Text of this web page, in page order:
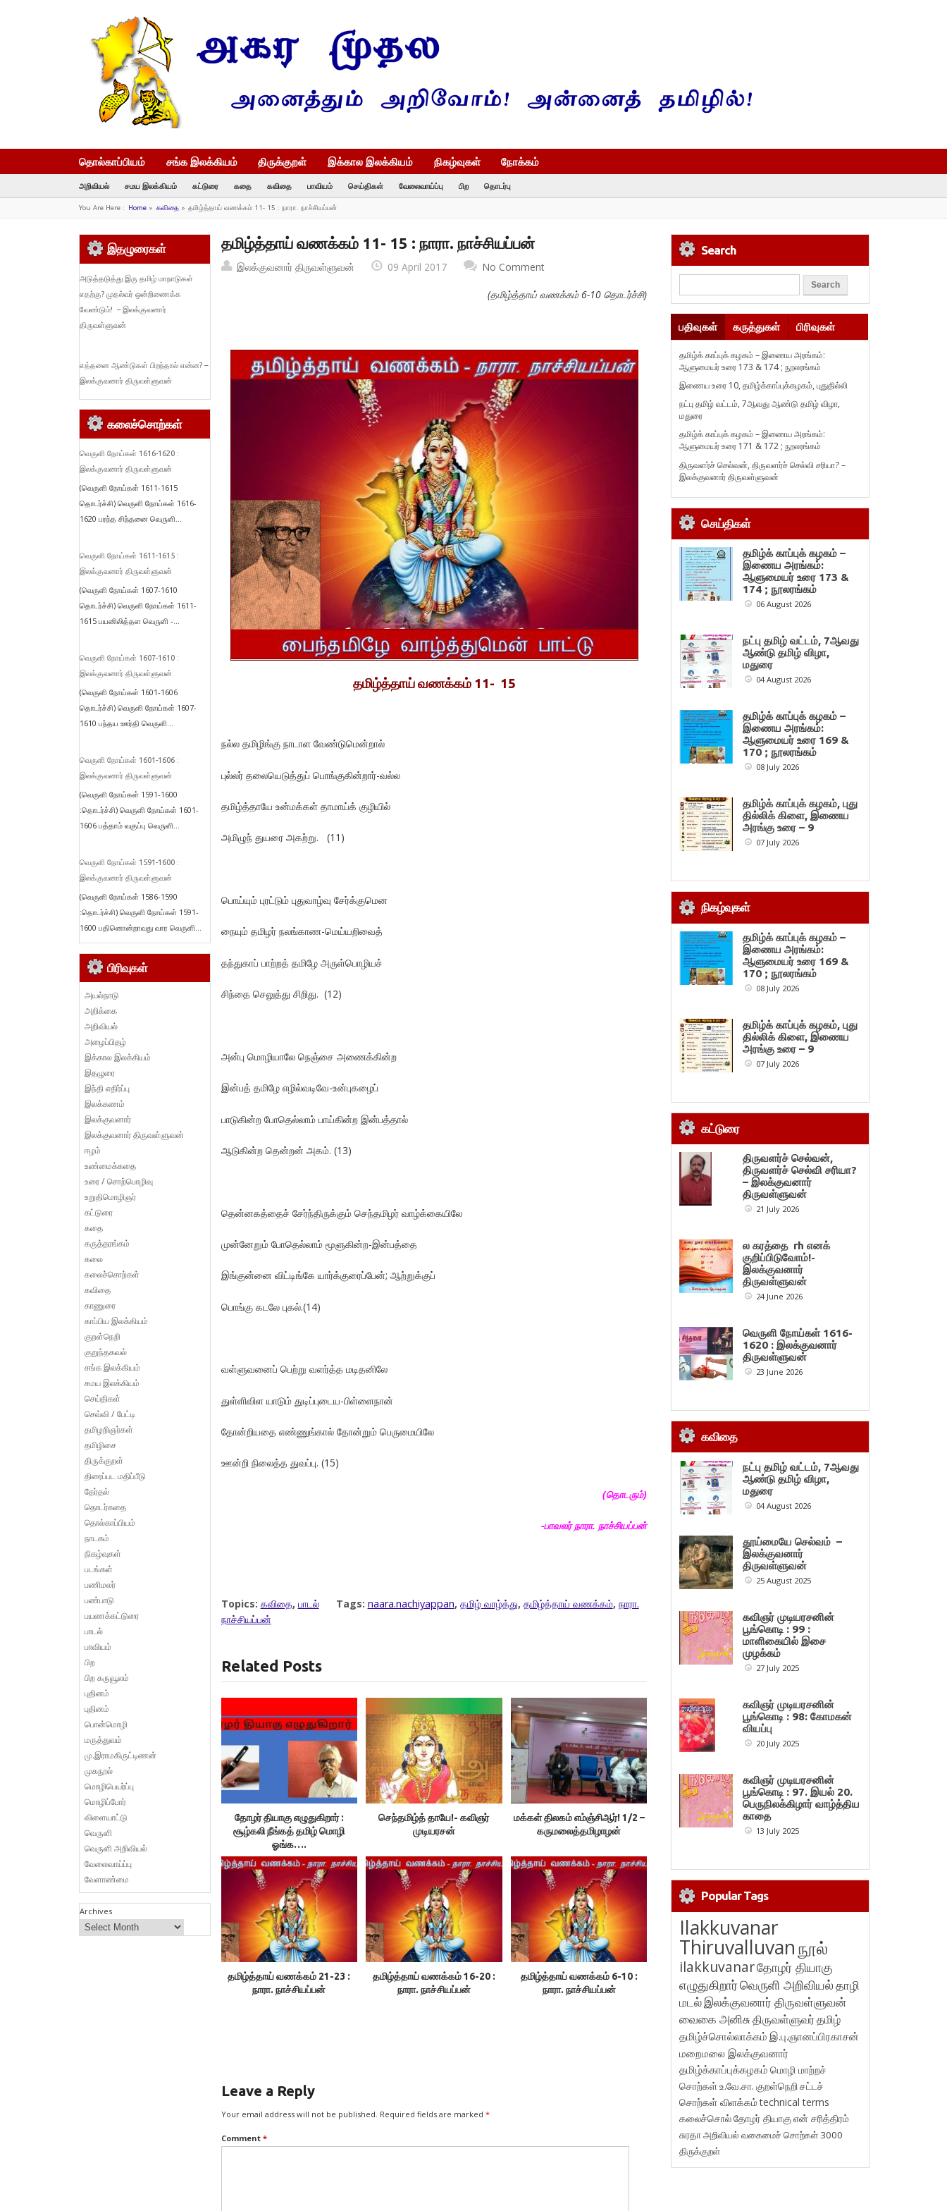
தொல்காப்பியம் சங்க இலக்கியம் திருக்குறள் இக்கால இலக்கியம் நிகழ்வுகள் நோக்கம்
அறிவியல் சமய இலக்கியம் கட்டுரை கதை கவிதை பாவியம் செய்திகள் வேலைவாய்ப்பு பிற தொடர்பு
You Are Here : Home» கவிதை» தமிழ்த்தாய் வணக்கம் 11- 15 : நாரா. நாச்சியப்பன்
தமிழ்த்தாய் வணக்கம் 11- 15 : நாரா. நாச்சியப்பன்
இலக்குவனார் திருவள்ளுவன் 09 April 2017 No Comment
(தமிழ்த்தாய் வணக்கம் 6-10 தொடர்ச்சி)
தமிழ்த்தாய் வணக்கம் 11- 15
நல்ல தமிழிங்கு நாடாள வேண்டுமென்றால்
புல்லர் தலையெடுத்துப் பொங்குகின்றார்-வல்ல
தமிழ்த்தாயே உன்மக்கள் தாமாய்க் குழியில்
அமிழுந் துயரை அகற்று. (11)
பொய்யும் புரட்டும் புதுவாழ்வு சேர்க்குமென
நையும் தமிழர் நலங்காண-மெய்யறிவைத்
தந்துகாப் பாற்றத் தமிழே அருள்பொழியச்
சிந்தை செலுத்து சிறிது. (12)
அன்பு மொழியாலே நெஞ்சை அணைக்கின்ற
இன்பத் தமிழே எழில்வடிவே-உன்புகழைப்
பாடுகின்ற போதெல்லாம் பாய்கின்ற இன்பத்தால்
ஆடுகின்ற தென்றன் அகம். (13)
தென்னகத்தைச் சேர்ந்திருக்கும் செந்தமிழர் வாழ்க்கையிலே
முன்னேறும் போதெல்லாம் மூளுகின்ற-இன்பத்தை
இங்குன்னை விட்டிங்கே யார்க்குரைப்பேன்; ஆற்றுக்குப்
பொங்கு கடலே புகல்.(14)
வள்ளுவனைப் பெற்று வளர்த்த மடிதனிலே
துள்ளிவிள யாடும் துடிப்புடைய-பிள்ளைநான்
தோன்றியதை எண்ணுங்கால் தோன்றும் பெருமையிலே
ஊன்றி நிலைத்த துவப்பு. (15)
(தொடரும்)
-பாவலர் நாரா. நாச்சியப்பன்
Topics: கவிதை, பாடல் Tags: naara.nachiyappan, தமிழ் வாழ்த்து, தமிழ்த்தாய் வணக்கம், நாரா.
நாச்சியப்பன்
Related Posts
தோழர் தியாகு எழுதுகிறார் :
சூழ்கலி நீங்கத் தமிழ் மொழி
ஓங்க….
செந்தமிழ்த் தாயே!- கவிஞர்
முடியரசன்
மக்கள் திலகம் எம்ஞ்சிஆர்! 1/2 –
கருமலைத்தமிழாழன்
தமிழ்த்தாய் வணக்கம் 21-23 :
நாரா. நாச்சியப்பன்
தமிழ்த்தாய் வணக்கம் 16-20 :
நாரா. நாச்சியப்பன்
தமிழ்த்தாய் வணக்கம் 6-10 :
நாரா. நாச்சியப்பன்
Leave a Reply
Your email address will not be published. Required fields are marked *
Comment *
இதழுரைகள்
அடுத்தடுத்து இரு தமிழ் மாநாடுகள்
எதற்கு? முதல்வர் ஒன்றிணைக்க
வேண்டும்! – இலக்குவனார்
திருவள்ளுவன்
எத்தனை ஆண்டுகள் பிறந்தால் என்ன? –
இலக்குவனார் திருவள்ளுவன்
கலைச்சொற்கள்
வெருளி நோய்கள் 1616-1620 :
இலக்குவனார் திருவள்ளுவன்
(வெருளி நோய்கள் 1611-1615
தொடர்ச்சி) வெருளி நோய்கள் 1616-
1620 பரந்த சிந்தனை வெருளி...
வெருளி நோய்கள் 1611-1615 :
இலக்குவனார் திருவள்ளுவன்
(வெருளி நோய்கள் 1607-1610
தொடர்ச்சி) வெருளி நோய்கள் 1611-
1615 பயனிலித்தள வெருளி -...
வெருளி நோய்கள் 1607-1610 :
இலக்குவனார் திருவள்ளுவன்
(வெருளி நோய்கள் 1601-1606
தொடர்ச்சி) வெருளி நோய்கள் 1607-
1610 பந்தய ஊர்தி வெருளி...
வெருளி நோய்கள் 1601-1606 :
இலக்குவனார் திருவள்ளுவன்
(வெருளி நோய்கள் 1591-1600
:தொடர்ச்சி) வெருளி நோய்கள் 1601-
1606 பத்தாம் வகுப்பு வெருளி...
வெருளி நோய்கள் 1591-1600 :
இலக்குவனார் திருவள்ளுவன்
(வெருளி நோய்கள் 1586-1590
:தொடர்ச்சி) வெருளி நோய்கள் 1591-
1600 பதினொன்றாவது வார வெருளி...
பிரிவுகள்
அயல்நாடு
அறிக்கை
அறிவியல்
அழைப்பிதழ்
இக்கால இலக்கியம்
இதழுரை
இந்தி எதிர்ப்பு
இலக்கணம்
இலக்குவனார்
இலக்குவனார் திருவள்ளுவன்
ஈழம்
உண்மைக்கதை
உரை / சொற்பொழிவு
உறுதிமொழிஞர்
கட்டுரை
கதை
கருத்தரங்கம்
கலை
கலைச்சொற்கள்
கவிதை
காணுரை
காப்பிய இலக்கியம்
குறள்நெறி
குறுந்தகவல்
சங்க இலக்கியம்
சமய இலக்கியம்
செய்திகள்
செவ்வி / பேட்டி
தமிழறிஞர்கள்
தமிழிசை
திருக்குறள்
திரைப்பட மதிப்பீடு
தேர்தல்
தொடர்கதை
தொல்காப்பியம்
நாடகம்
நிகழ்வுகள்
படங்கள்
பணிமலர்
பண்பாடு
பயணக்கட்டுரை
பாடல்
பாவியம்
பிற
பிற கருவூலம்
புதினம்
புதினம்
பொன்மொழி
மருத்துவம்
மு.இராமகிருட்டிணன்
முகநூல்
மொழிபெயர்ப்பு
மொழிப்போர்
விளையாட்டு
வெருளி
வெருளி அறிவியல்
வேலைவாய்ப்பு
வேளாண்மை
Archives
Search
பதிவுகள் கருத்துகள் பிரிவுகள்
தமிழ்க் காப்புக் கழகம் – இணைய அரங்கம்:
ஆளுமையர் உரை 173 & 174 ; நூலரங்கம்
இணைய உரை 10, தமிழ்க்காப்புக்கழகம், புதுதில்லி
நட்பு தமிழ் வட்டம், 7ஆவது ஆண்டு தமிழ் விழா,
மதுரை
தமிழ்க் காப்புக் கழகம் – இணைய அரங்கம்:
ஆளுமையர் உரை 171 & 172 ; நூலரங்கம்
திருவளர்ச் செல்வன், திருவளர்ச் செல்வி சரியா? –
இலக்குவனார் திருவள்ளுவன்
செய்திகள்
தமிழ்க் காப்புக் கழகம் –
இணைய அரங்கம்:
ஆளுமையர் உரை 173 &
174 ; நூலரங்கம்
06 August 2026
நட்பு தமிழ் வட்டம், 7ஆவது
ஆண்டு தமிழ் விழா,
மதுரை
04 August 2026
தமிழ்க் காப்புக் கழகம் –
இணைய அரங்கம்:
ஆளுமையர் உரை 169 &
170 ; நூலரங்கம்
08 July 2026
தமிழ்க் காப்புக் கழகம், புது
தில்லிக் கிளை, இணைய
அரங்கு உரை – 9
07 July 2026
நிகழ்வுகள்
தமிழ்க் காப்புக் கழகம் –
இணைய அரங்கம்:
ஆளுமையர் உரை 169 &
170 ; நூலரங்கம்
08 July 2026
தமிழ்க் காப்புக் கழகம், புது
தில்லிக் கிளை, இணைய
அரங்கு உரை – 9
07 July 2026
கட்டுரை
திருவளர்ச் செல்வன்,
திருவளர்ச் செல்வி சரியா?
– இலக்குவனார்
திருவள்ளுவன்
21 July 2026
ல கரத்தை rh எனக்
குறிப்பிடுவோம்!-
இலக்குவனார்
திருவள்ளுவன்
24 June 2026
வெருளி நோய்கள் 1616-
1620 : இலக்குவனார்
திருவள்ளுவன்
23 June 2026
கவிதை
நட்பு தமிழ் வட்டம், 7ஆவது
ஆண்டு தமிழ் விழா,
மதுரை
04 August 2026
தூய்மையே செல்வம் –
இலக்குவனார்
திருவள்ளுவன்
25 August 2025
கவிஞர் முடியரசனின்
பூங்கொடி : 99 :
மாளிகையில் இசை
முழக்கம்
27 July 2025
கவிஞர் முடியரசனின்
பூங்கொடி : 98: கோமகன்
வியப்பு
20 July 2025
கவிஞர் முடியரசனின்
பூங்கொடி : 97. இயல் 20.
பெருநிலக்கிழார் வாழ்த்திய
காதை
13 July 2025
Popular Tags
Ilakkuvanar
Thiruvalluvanநூல்
ilakkuvanarதோழர் தியாகு
எழுதுகிறார்வெருளி அறிவியல்தாழி
மடல்இலக்குவனார் திருவள்ளுவன்
வைகை அனிசுதிருவள்ளுவர்தமிழ்
தமிழ்ச்சொல்லாக்கம் இ.பு.ஞானப்பிரகாசன்
மறைமலை இலக்குவனார்
தமிழ்க்காப்புக்கழகம் மொழி மாற்றச்
சொற்கள்உ.வே.சா. குறள்நெறி சட்டச்
சொற்கள் விளக்கம்technical terms
கலைச்சொல்தோழர் தியாகுஎன் சரித்திரம்
சுரதாஅறிவியல் வகைமைச் சொற்கள் 3000
திருக்குறள்